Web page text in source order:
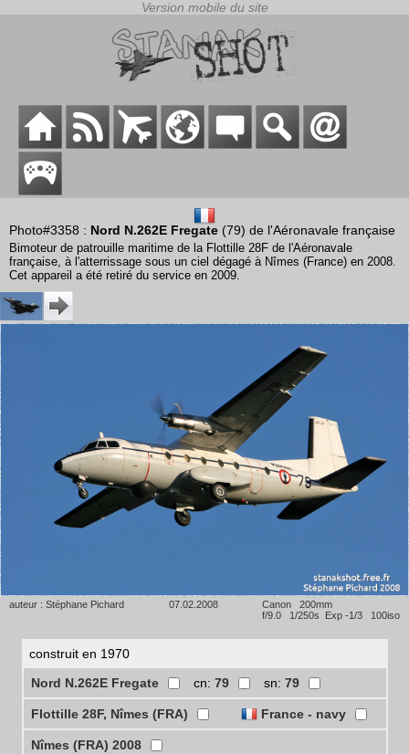
Photo#3358 : Nord N.262E Fregate (79) de l'Aéronavale française
Bimoteur de patrouille maritime de la Flottille 28F de l'Aéronavale
française, à l'atterrissage sous un ciel dégagé à Nîmes (France) en 2008.
Cet appareil a été retiré du service en 2009.
auteur : Stéphane Pichard 07.02.2008
Canon 200mm
f/9.0 1/250s Exp -1/3 100iso
construit en 1970
Nord N.262E Fregate
cn: 79 sn: 79
Flottille 28F, Nîmes (FRA) France - navy
Nîmes (FRA) 2008